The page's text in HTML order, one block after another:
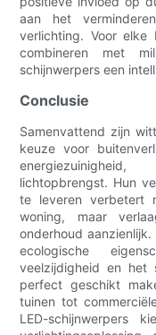
aan het
verlichting. Voor elke
combineren met
schijnwerpers een
Conclusie
Samenvattend zijn
keuze voor
lichtopbrengst. Hun
te leveren verbetert
woning, maar
onderhoud
ecologische
veelzijdigheid en het
perfect geschikt
tuinen tot
LED-schijnwerpers